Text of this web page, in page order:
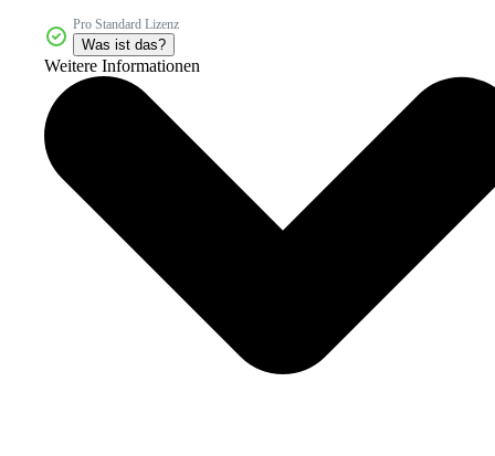
Pro Standard Lizenz
Was ist das?
Weitere Informationen